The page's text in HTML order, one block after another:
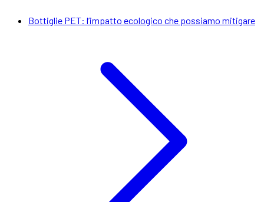
Bottiglie PET: l’impatto ecologico che possiamo mitigare